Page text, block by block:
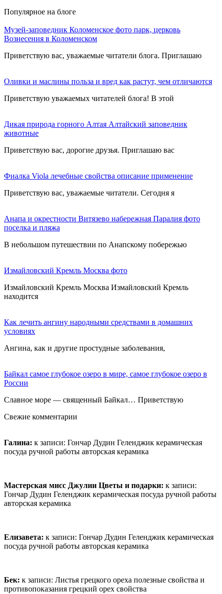
Популярное на блоге
Музей-заповедник Коломенское фото парк, церковь
Вознесения в Коломенском
Приветствую вас, уважаемые читатели блога. Приглашаю
Оливки и маслины польза и вред как растут, чем отличаются
Приветствую уважаемых читателей блога! В этой
Дикая природа горного Алтая Алтайский заповедник
животные
Приветствую вас, дорогие друзья. Приглашаю вас
Фиалка Viola лечебные свойства описание применение
Приветствую вас, уважаемые читатели. Сегодня я
Анапа и окрестности Витязево набережная Паралия фото
поселка и пляжа
В небольшом путешествии по Анапскому побережью
Измайловский Кремль Москва фото
Измайловский Кремль Москва Измайловский Кремль
находится
Как лечить ангину народными средствами в домашних
условиях
Ангина, как и другие простудные заболевания,
Байкал самое глубокое озеро в мире, самое глубокое озеро в
России
Славное море — священный Байкал… Приветствую
Свежие комментарии
Галина: к записи: Гончар Дудин Геленджик керамическая
посуда ручной работы авторская керамика
Мастерская мисс Джулии Цветы и подарки: к записи:
Гончар Дудин Геленджик керамическая посуда ручной работы
авторская керамика
Елизавета: к записи: Гончар Дудин Геленджик керамическая
посуда ручной работы авторская керамика
Бек: к записи: Листья грецкого ореха полезные свойства и
противопоказания грецкий орех свойства